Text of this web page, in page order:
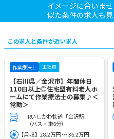
イメージに合いま
似た条件の求人も
この求人と条件が近い求人
作業療法士 正社員
【石川県／金沢市】年間休日
110日以上◎住宅型有料老人ホ
ームにて作業療法士の募集♪＜
常勤＞
IRいしかわ鉄道「金沢駅」
（バス・車6分）
【月収】28.2万円 ～ 36.2万円